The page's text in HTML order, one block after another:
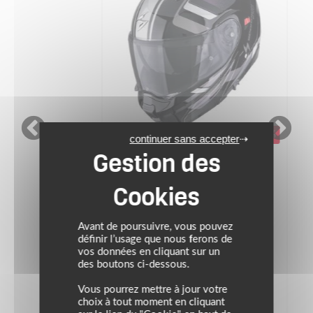
-20%
PROMOS
Casque EXO-930 EVO
Prix conseillé : 229.90 €
183.92 €
noir/gris/violet
Avant de poursuivre, vous pouvez
définir l’usage que nous ferons de
vos données en cliquant sur un
des boutons ci-dessous.
Vous pourrez mettre à jour votre
choix à tout moment en cliquant
continuer sans accepter